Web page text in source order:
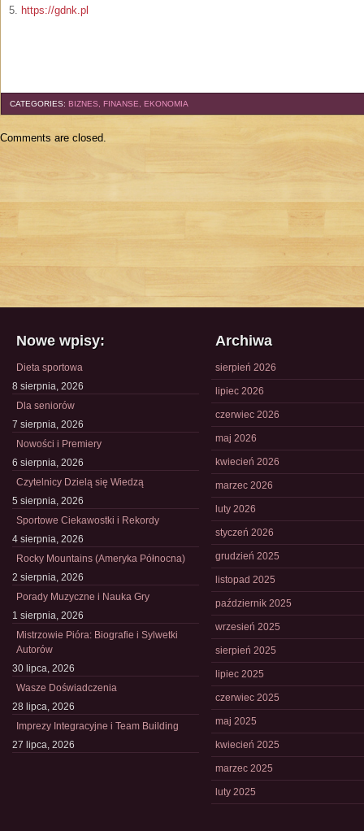
5. https://gdnk.pl
CATEGORIES: BIZNES, FINANSE, EKONOMIA
Comments are closed.
Nowe wpisy:
Dieta sportowa
8 sierpnia, 2026
Dla seniorów
7 sierpnia, 2026
Nowości i Premiery
6 sierpnia, 2026
Czytelnicy Dzielą się Wiedzą
5 sierpnia, 2026
Sportowe Ciekawostki i Rekordy
4 sierpnia, 2026
Rocky Mountains (Ameryka Północna)
2 sierpnia, 2026
Porady Muzyczne i Nauka Gry
1 sierpnia, 2026
Mistrzowie Pióra: Biografie i Sylwetki
Autorów
30 lipca, 2026
Wasze Doświadczenia
28 lipca, 2026
Imprezy Integracyjne i Team Building
27 lipca, 2026
Archiwa
sierpień 2026
lipiec 2026
czerwiec 2026
maj 2026
kwiecień 2026
marzec 2026
luty 2026
styczeń 2026
grudzień 2025
listopad 2025
październik 2025
wrzesień 2025
sierpień 2025
lipiec 2025
czerwiec 2025
maj 2025
kwiecień 2025
marzec 2025
luty 2025